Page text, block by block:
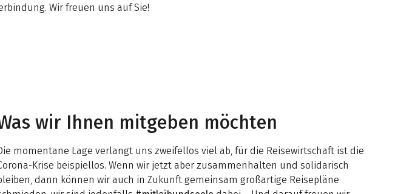
Wir freuen uns auf Sie!
wir Ihnen mitgeben möchten
momentane Lage verlangt uns zweifellos viel ab, für die Reisewirtschaft ist die
Krise beispiellos. Wenn wir jetzt aber zusammenhalten und solidarisch
dann können wir auch in Zukunft gemeinsam großartige Reisepläne